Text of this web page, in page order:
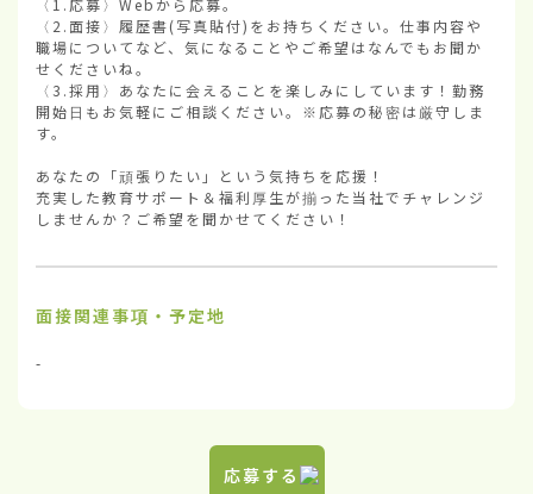
〈1.応募〉Webから応募。
〈2.面接〉履歴書(写真貼付)をお持ちください。仕事内容や
職場についてなど、気になることやご希望はなんでもお聞か
せくださいね。
〈3.採用〉あなたに会えることを楽しみにしています！勤務
開始日もお気軽にご相談ください。※応募の秘密は厳守しま
す。
あなたの「頑張りたい」という気持ちを応援！
充実した教育サポート＆福利厚生が揃った当社でチャレンジ
しませんか？ご希望を聞かせてください！
面接関連事項・予定地
-
応募する